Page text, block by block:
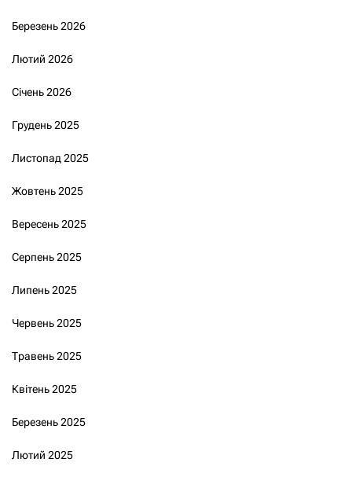
Березень 2026
Лютий 2026
Січень 2026
Грудень 2025
Листопад 2025
Жовтень 2025
Вересень 2025
Серпень 2025
Липень 2025
Червень 2025
Травень 2025
Квітень 2025
Березень 2025
Лютий 2025